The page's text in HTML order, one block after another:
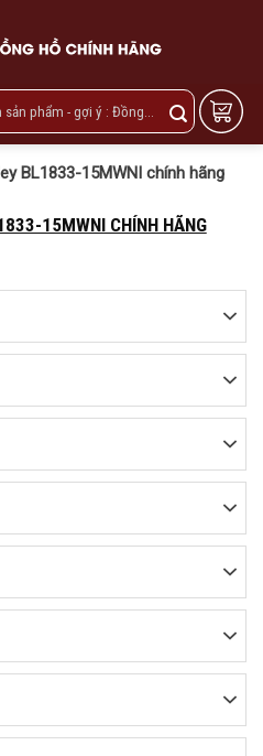
BL1833-15MWNI chính hãng
15MWNI CHÍNH HÃNG